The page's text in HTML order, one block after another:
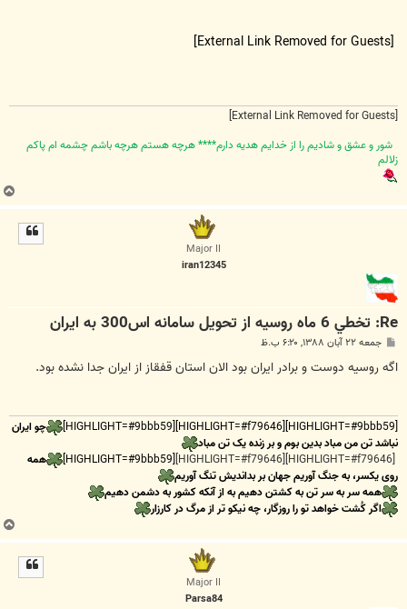
شور و عشق و شاديم را از خدايم هديه دارم**** هرچه هستم هرچه باشم چشمه ام پاکم
زلالم
ب
ا
Major II
iran12345
Re: تخطي 6 ماه روسيه از تحويل سامانه اس300 به ايران
پ
ت
جمعه ۲۲ آبان ۱۳۸۸, ۶:۲۰ ب.ظ
اگه روسیه دوست و برادر ایران بود الان استان قفقاز از ایران جدا نشده بود.
چو ایران
نباشد تن من مباد بدین بوم و بر زنده یک تن مباد
[HIGHLIGHT=#9bbb59]
همه
روی یکسر، به جنگ آوریم جهان بر بداندیش تنگ آوریم
همه سر به سر تن به کشتن دهیم به از آنکه کشور به دشمن دهیم
اگر کُشت خواهد تو را روزگار، چه نیکو تر از مرگ در کارزار
ب
ا
Major II
Parsa84